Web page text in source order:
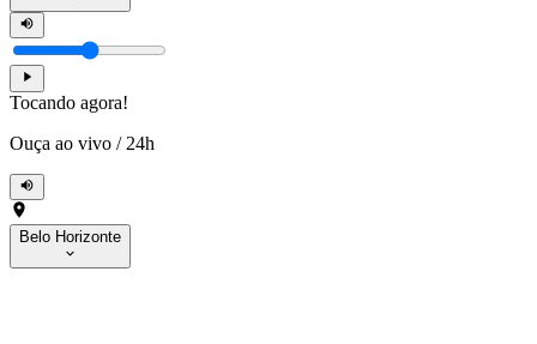
Tocando agora!
Ouça ao vivo / 24h
Belo Horizonte